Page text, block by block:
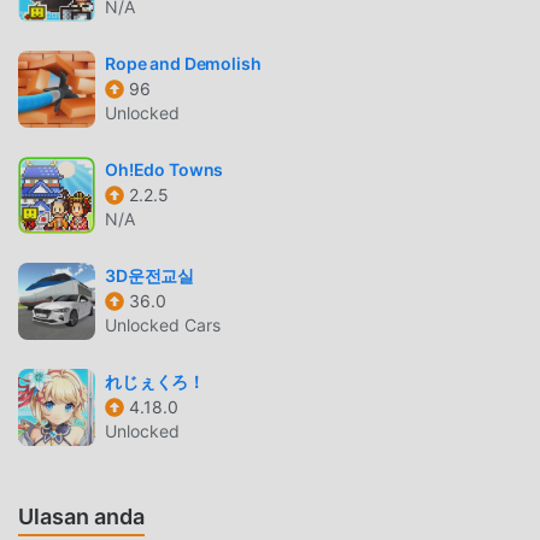
gratis, membantu Anda menyimpan tugas mekanis yang
kesenangan yang dibawa oleh game itu sendiri. moddroid
menjanjikan bahwa apapunDonut City Tycoonmod tidak
akan membebankan biaya apa pun kepada pemain, dan
unduh klien moddroid, Anda dapat mengunduh dan
menginstalDonut City Tycoon 1.1.8 dengan satu klik.
Tunggu apa lagi, unduh moddroid dan mainkan!
GAMEPLAY UNIK
Donut City Tycoon Sebagai game terkenal simulation
,gameplaynya yang unik telah membantunya mendapatkan
banyak penggemar di seluruh dunia. Tidak seperti
tradisional simulation game, diDonut City Tycoon, Anda
hanya perlu melalui tutorial pemula, sehingga Anda dapat
kesenangan yang dibawa secara klasik simulation game
N/A
Rope and Demolish
96
Unlocked
Oh!Edo Towns
2.2.5
N/A
3D운전교실
36.0
Unlocked Cars
れじぇくろ！
4.18.0
Unlocked
Ulasan anda